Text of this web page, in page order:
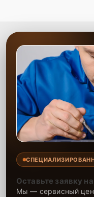
Оставьте заявку
Мы — сервисный